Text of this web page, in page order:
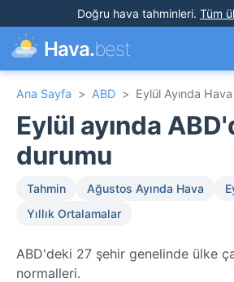
Doğru hava tahminleri. Tüm
Hava.best
Ana Sayfa > ABD > Eylül Ayında Hava
Eylül ayında
durumu
Tahmin Ağustos Ayında Hava
Yıllık Ortalamalar
ABD'deki 27 şehir genelinde ülke
normalleri.